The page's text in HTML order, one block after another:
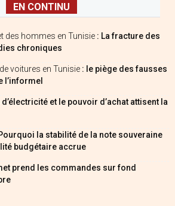
EN CONTINU
des hommes en Tunisie : La fracture des
chroniques
voitures en Tunisie : le piège des fausses
l’informel
et le pouvoir d’achat attisent la
la stabilité de la note souveraine
budgétaire accrue
prend les commandes sur fond